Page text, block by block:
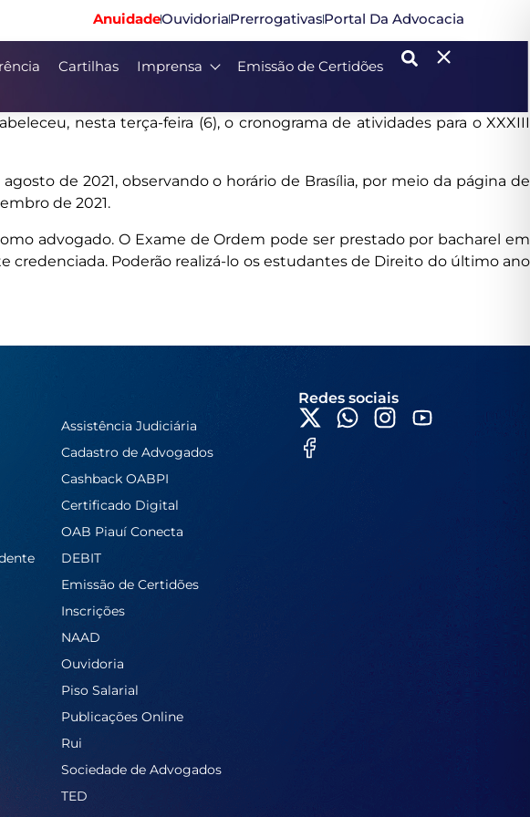
AnuidadeOuvidoriaPrerrogativasPortal Da Advocacia
Cartilhas Imprensa Emissão de Certidões
nesta terça-feira (6), o cronograma de atividades para o XXXIII
de 2021, observando o horário de Brasília, por meio da página de
de 2021.
advogado. O Exame de Ordem pode ser prestado por bacharel em
Poderão realizá-lo os estudantes de Direito do último ano
Assistência Judiciária
Cadastro de Advogados
Cashback OABPI
Certificado Digital
OAB Piauí Conecta
DEBIT
Emissão de Certidões
Inscrições
NAAD
Ouvidoria
Piso Salarial
Publicações Online
Rui
Sociedade de Advogados
TED
Redes sociais